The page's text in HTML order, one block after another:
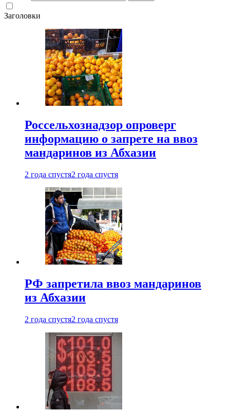
Заголовки
Россельхознадзор опроверг
информацию о запрете на ввоз
мандаринов из Абхазии
2 года спустя2 года спустя
РФ запретила ввоз мандаринов
из Абхазии
2 года спустя2 года спустя